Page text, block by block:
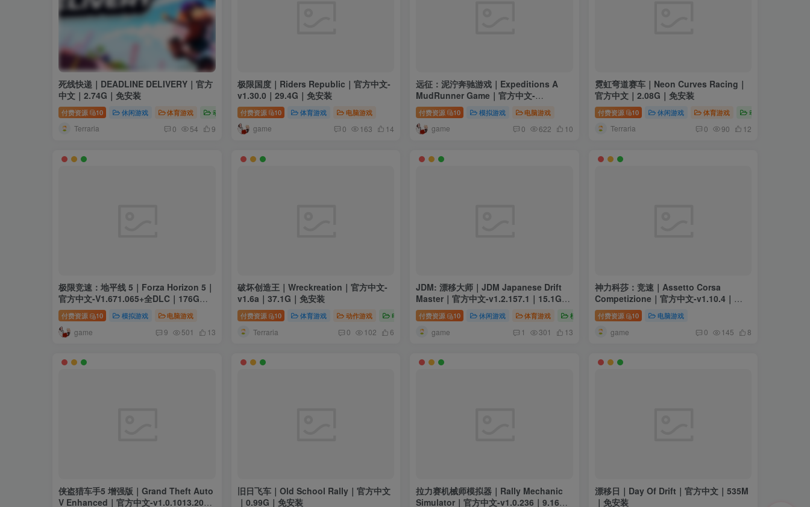
死线快递｜DEADLINE DELIVERY｜官方
中文｜2.74G｜免安装
付费资源 10 休闲游戏 体育游戏 动作游戏
Terraria 0 54 9
极限国度｜Riders Republic｜官方中文-
v1.30.0｜29.4G｜免安装
付费资源 10 体育游戏 电脑游戏
game 0 163 14
远征：泥泞奔驰游戏｜Expeditions A
MudRunner Game｜官方中文-
v1.832915｜35.2G｜免安装
付费资源 10 模拟游戏 电脑游戏
game 0 622 10
霓虹弯道赛车｜Neon Curves Racing｜
官方中文｜2.08G｜免安装
付费资源 10 休闲游戏 体育游戏 动作游戏
Terraria 0 90 12
极限竞速：地平线 5｜Forza Horizon 5｜
官方中文-V1.671.065+全DLC｜176G｜
免安装
付费资源 10 模拟游戏 电脑游戏
game 9 501 13
破坏创造王｜Wreckreation｜官方中文-
v1.6a｜37.1G｜免安装
付费资源 10 体育游戏 动作游戏 电脑游戏
Terraria 0 102 6
JDM: 漂移大师｜JDM Japanese Drift
Master｜官方中文-v1.2.157.1｜15.1G｜
免安装
付费资源 10 休闲游戏 体育游戏 模拟游戏
game 1 301 13
神力科莎：竞速｜Assetto Corsa
Competizione｜官方中文-v1.10.4｜
19.1G｜免安装
付费资源 10 电脑游戏
game 0 145 8
侠盗猎车手5 增强版｜Grand Theft Auto
V Enhanced｜官方中文-v1.0.1013.20｜
旧日飞车｜Old School Rally｜官方中文
｜0.99G｜免安装
拉力赛机械师模拟器｜Rally Mechanic
Simulator｜官方中文-v1.0.236｜9.16G
漂移日｜Day Of Drift｜官方中文｜535M
｜免安装